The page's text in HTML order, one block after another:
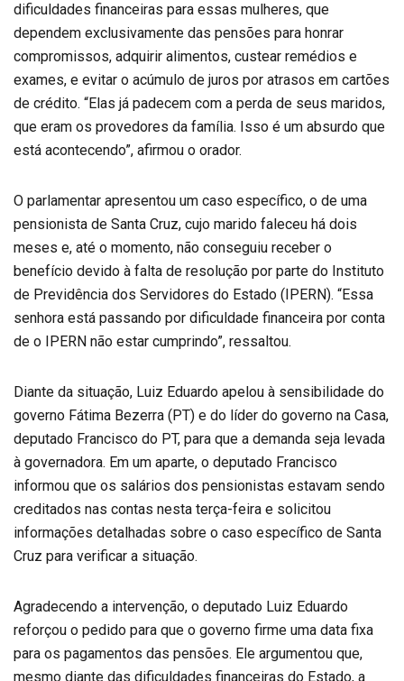
dificuldades financeiras para essas mulheres, que
dependem exclusivamente das pensões para honrar
compromissos, adquirir alimentos, custear remédios e
exames, e evitar o acúmulo de juros por atrasos em cartões
de crédito. “Elas já padecem com a perda de seus maridos,
que eram os provedores da família. Isso é um absurdo que
está acontecendo”, afirmou o orador.
O parlamentar apresentou um caso específico, o de uma
pensionista de Santa Cruz, cujo marido faleceu há dois
meses e, até o momento, não conseguiu receber o
benefício devido à falta de resolução por parte do Instituto
de Previdência dos Servidores do Estado (IPERN). “Essa
senhora está passando por dificuldade financeira por conta
de o IPERN não estar cumprindo”, ressaltou.
Diante da situação, Luiz Eduardo apelou à sensibilidade do
governo Fátima Bezerra (PT) e do líder do governo na Casa,
deputado Francisco do PT, para que a demanda seja levada
à governadora. Em um aparte, o deputado Francisco
informou que os salários dos pensionistas estavam sendo
creditados nas contas nesta terça-feira e solicitou
informações detalhadas sobre o caso específico de Santa
Cruz para verificar a situação.
Agradecendo a intervenção, o deputado Luiz Eduardo
reforçou o pedido para que o governo firme uma data fixa
para os pagamentos das pensões. Ele argumentou que,
mesmo diante das dificuldades financeiras do Estado, a